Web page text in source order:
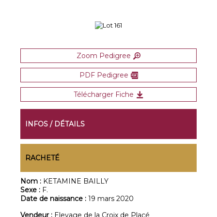
Zoom Pedigree
PDF Pedigree
Télécharger Fiche
INFOS / DÉTAILS
RACHETÉ
Nom : KETAMINE BAILLY
Sexe : F.
Date de naissance :19 mars 2020
Vendeur : Elevage de la Croix de Placé